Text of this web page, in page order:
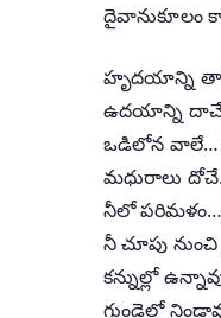
దైవానుకూలం
హృదయాన్ని
ఉదయాన్ని
ఒడిలోన
మధురాలు
నీలో పరిమళం…
నీ చూపు
కన్నుల్లో
గుండెల్లో